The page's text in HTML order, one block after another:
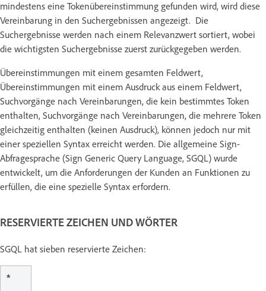
mindestens eine Tokenübereinstimmung gefunden wird, wird diese
Vereinbarung in den Suchergebnissen angezeigt. Die
Suchergebnisse werden nach einem Relevanzwert sortiert, wobei
die wichtigsten Suchergebnisse zuerst zurückgegeben werden.
Übereinstimmungen mit einem gesamten Feldwert,
Übereinstimmungen mit einem Ausdruck aus einem Feldwert,
Suchvorgänge nach Vereinbarungen, die kein bestimmtes Token
enthalten, Suchvorgänge nach Vereinbarungen, die mehrere Token
gleichzeitig enthalten (keinen Ausdruck), können jedoch nur mit
einer speziellen Syntax erreicht werden. Die allgemeine Sign-
Abfragesprache (Sign Generic Query Language, SGQL) wurde
entwickelt, um die Anforderungen der Kunden an Funktionen zu
erfüllen, die eine spezielle Syntax erfordern.
RESERVIERTE ZEICHEN UND WÖRTER
SGQL hat sieben reservierte Zeichen:
*